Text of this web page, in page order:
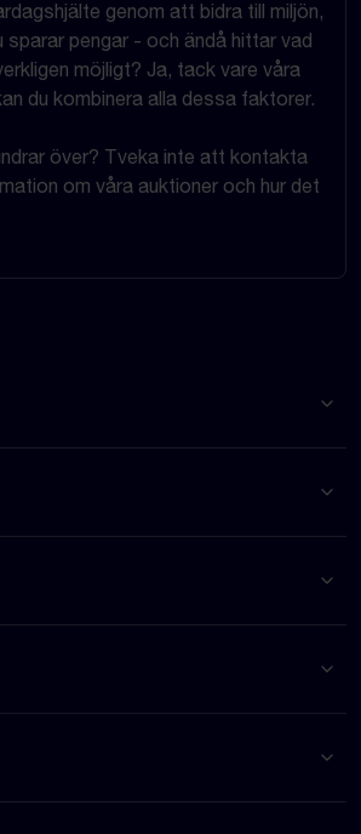
genom att bidra till miljön,
pengar - och ändå hittar vad
möjligt? Ja, tack vare våra
du kombinera alla dessa faktorer.
över? Tveka inte att kontakta
om våra auktioner och hur det